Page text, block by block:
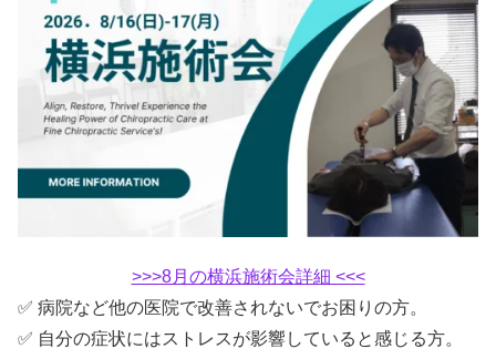
>>>8月の横浜施術会詳細 <<<
✅ 病院など他の医院で改善されないでお困りの方。
✅ 自分の症状にはストレスが影響していると感じる方。